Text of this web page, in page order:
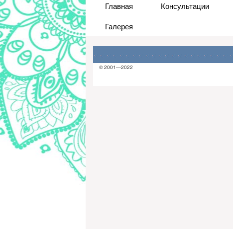
Главная Консультации
Галерея
© 2001—2022